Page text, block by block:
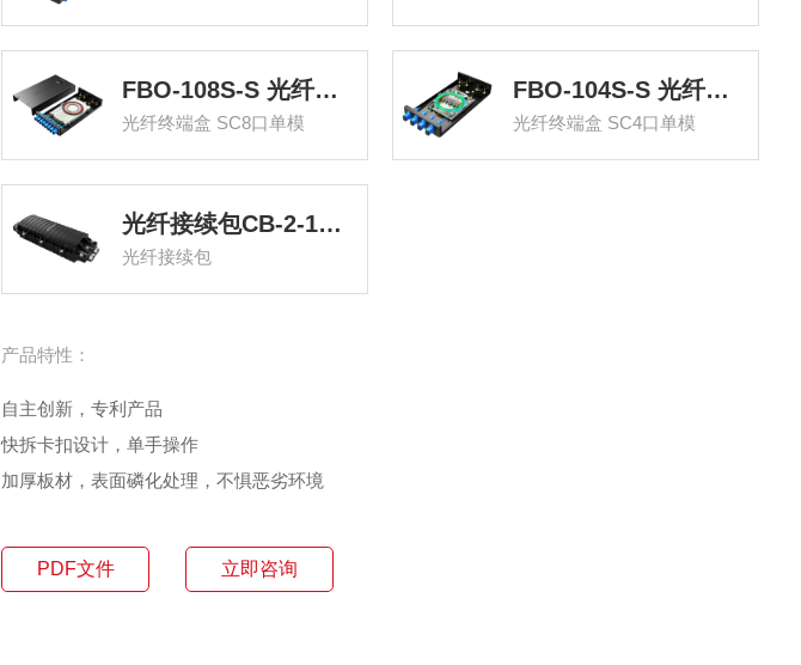
FBO-108S-S 光纤终端盒 SC8口单模9/125满配尾纤光缆熔接盒SC/FC/LC接口通用光纤续接盘配线架
光纤终端盒 SC8口单模
FBO-104S-S 光纤终端盒 SC4口单模9/125满配尾纤光缆熔接盒SC/FC/LC接口通用光纤续接盘配线架
光纤终端盒 SC4口单模
光纤接续包CB-2-144 大D二进二出24芯-144芯熔纤盒 ABS材质架空防水地埋型接头包 CB-2-144
光纤接续包
产品特性：
自主创新，专利产品
快拆卡扣设计，单手操作
加厚板材，表面磷化处理，不惧恶劣环境
PDF文件 立即咨询